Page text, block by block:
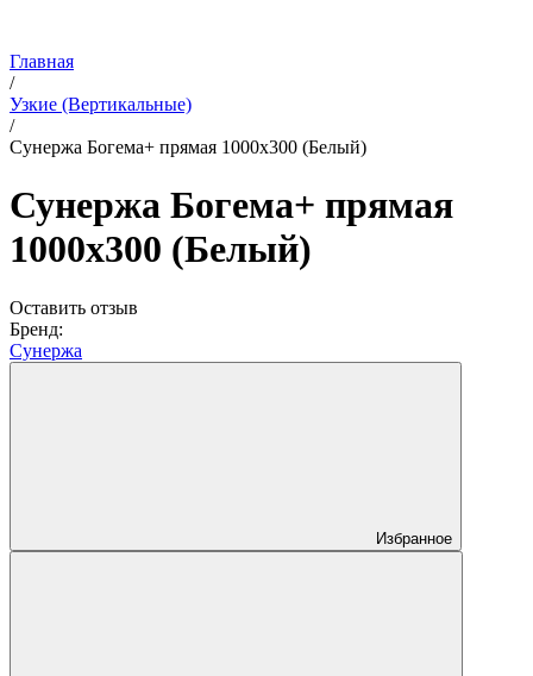
Главная
/
Узкие (Вертикальные)
/
Сунержа Богема+ прямая 1000х300 (Белый)
Сунержа Богема+ прямая
1000х300 (Белый)
Оставить отзыв
Бренд:
Сунержа
Избранное